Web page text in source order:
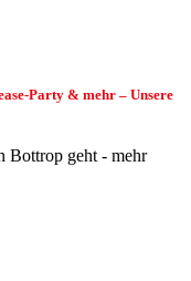
Party & mehr – Unsere
Bottrop geht - mehr